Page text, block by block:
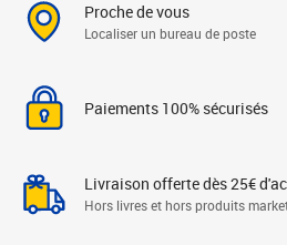
Proche de vous
Localiser un bureau de poste
Paiements 100% sécurisés
Livraison offerte dès 25€
Hors livres et hors produits